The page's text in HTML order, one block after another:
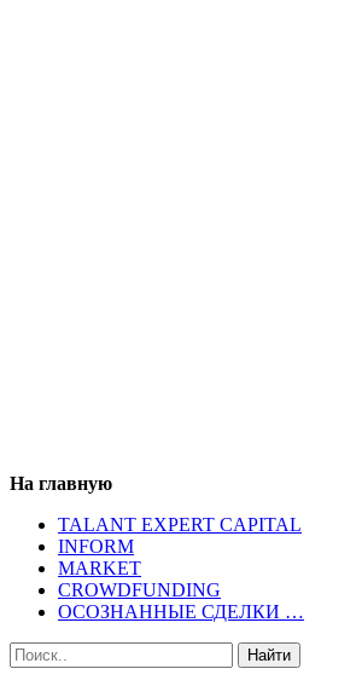
На главную
TALANT EXPERT CAPITAL
INFORM
MARKET
CROWDFUNDING
ОСОЗНАННЫЕ СДЕЛКИ …